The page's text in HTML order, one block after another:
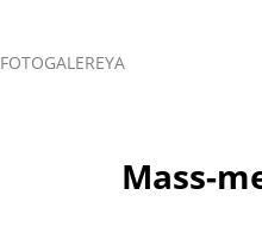
FOTOGALEREYA
Mass-